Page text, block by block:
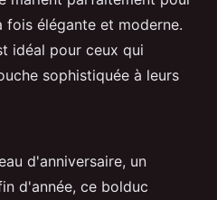
fois élégante et moderne.
idéal pour ceux qui
sophistiquée à leurs
d'anniversaire, un
d'année, ce bolduc